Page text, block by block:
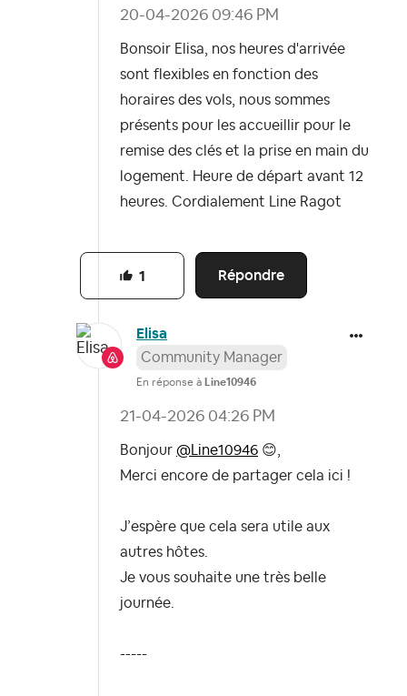
‎20-04-2026 09:46 PM
Bonsoir Elisa, nos heures d'arrivée
sont flexibles en fonction des
horaires des vols, nous sommes
présents pour les accueillir pour le
remise des clés et la prise en main du
logement. Heure de départ avant 12
heures. Cordialement Line Ragot
Répondre
1
Elisa
Community Manager
En réponse à Line10946
‎21-04-2026 04:26 PM
Bonjour @Line10946 😊
Merci encore de partager cela ici !
J’espère que cela sera utile aux
autres hôtes.
Je vous souhaite une très belle
journée.
-----